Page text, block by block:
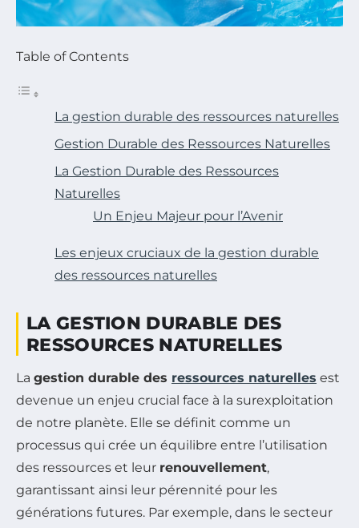
Table of Contents
La gestion durable des ressources naturelles
Gestion Durable des Ressources Naturelles
La Gestion Durable des Ressources
Naturelles
Un Enjeu Majeur pour l’Avenir
Les enjeux cruciaux de la gestion durable
des ressources naturelles
LA GESTION DURABLE DES
RESSOURCES NATURELLES
La gestion durable des ressources naturelles est
devenue un enjeu crucial face à la surexploitation
de notre planète. Elle se définit comme un
processus qui crée un équilibre entre l’utilisation
des ressources et leur renouvellement,
garantissant ainsi leur pérennité pour les
générations futures. Par exemple, dans le secteur